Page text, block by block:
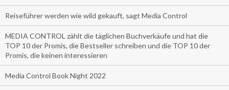
Reiseführer werden wie wild gekauft, sagt Media Control
MEDIA CONTROL zählt die täglichen Buchverkäufe und hat die
TOP 10 der Promis, die Bestseller schreiben und die TOP 10 der
Promis, die keinen interessieren
Media Control Book Night 2022